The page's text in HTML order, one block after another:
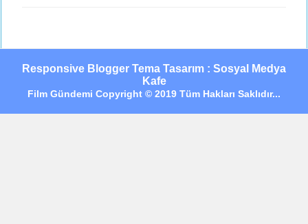
Responsive Blogger Tema Tasarım : Sosyal Medya
Kafe
Film Gündemi Copyright © 2019 Tüm Hakları Saklıdır...